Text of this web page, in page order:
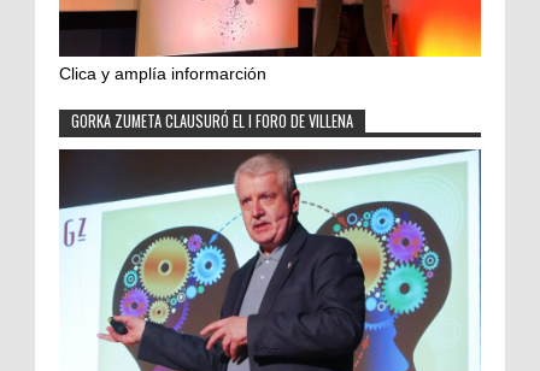
Clica y amplía informarción
GORKA ZUMETA CLAUSURÓ EL I FORO DE VILLENA